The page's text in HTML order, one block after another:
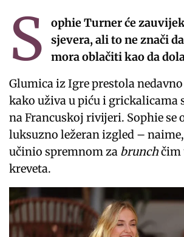
S
ophie Turner će
sjevera, ali to ne znači
mora oblačiti kao da
Glumica iz Igre prestola
kako uživa u piću i grickalicama
na Francuskoj rivijeri. Sophie se
luksuzno ležeran izgled –
učinio spremnom za brunchčim
kreveta.